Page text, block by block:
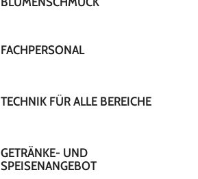
FACHPERSONAL
TECHNIK FÜR ALLE BEREICHE
GETRÄNKE- UND
SPEISENANGEBOT